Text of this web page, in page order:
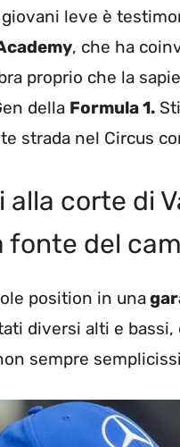
leve è
, che ha
proprio che la
della Formula 1.
strada nel Circus
corte di
fonte del
position in una
diversi alti e
sempre